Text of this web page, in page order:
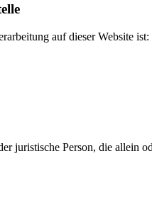
auf dieser Website ist:
juristische Person, die allein